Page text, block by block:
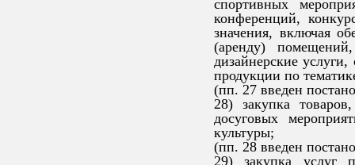
спортивных
конференций,
значения, включая
(аренду)
дизайнерские
продукции по
(пп. 27 введен
28) закупка
досуговых
культуры;
(пп. 28 введен
29) закупка услуг